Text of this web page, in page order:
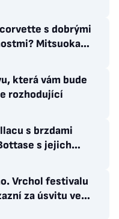
s dobrými
Mitsuoka
MX-5
která vám bude
rozhodující
s brzdami
s jejich
Vrchol festivalu
za úsvitu ve